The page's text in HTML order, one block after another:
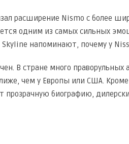
расширение Nismo с более
одним из самых сильных
напоминают, почему у
В стране много
чем у Европы или США.
биографию,